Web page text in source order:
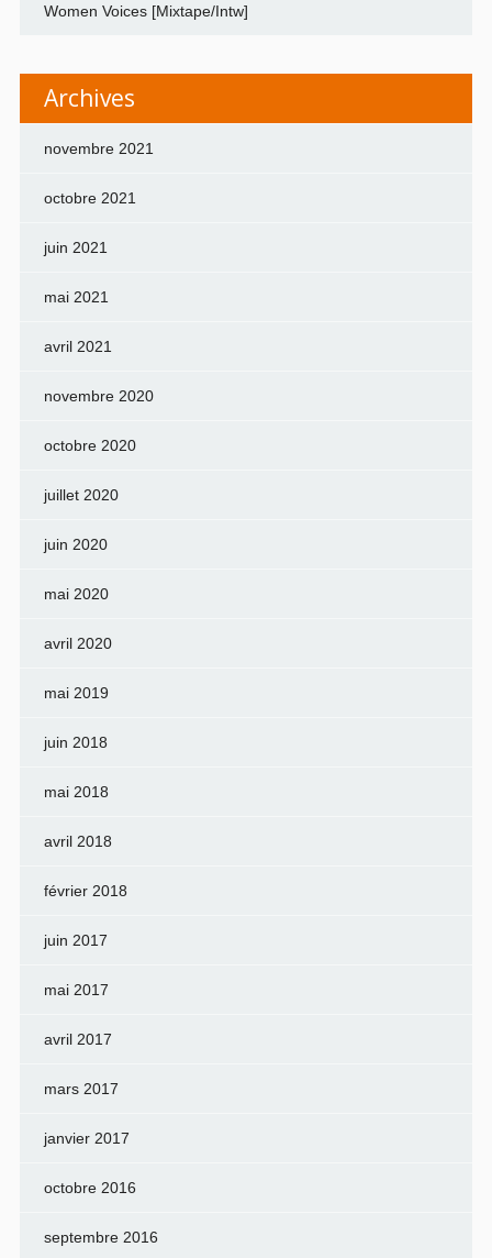
Women Voices [Mixtape/Intw]
Archives
novembre 2021
octobre 2021
juin 2021
mai 2021
avril 2021
novembre 2020
octobre 2020
juillet 2020
juin 2020
mai 2020
avril 2020
mai 2019
juin 2018
mai 2018
avril 2018
février 2018
juin 2017
mai 2017
avril 2017
mars 2017
janvier 2017
octobre 2016
septembre 2016